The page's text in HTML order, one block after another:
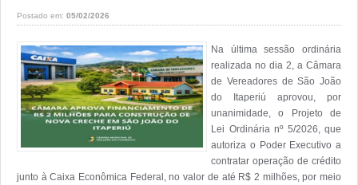
Postado em: 05/02/2026
Na última sessão ordinária
realizada no dia 2, a Câmara
de Vereadores de São João
do Itaperiú aprovou, por
unanimidade, o Projeto de
Lei Ordinária nº 5/2026, que
autoriza o Poder Executivo a
contratar operação de crédito
junto à Caixa Econômica Federal, no valor de até R$ 2 milhões, por meio